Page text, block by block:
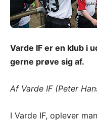
Varde IF er en klub i
gerne prøve sig af.
Af Varde IF (Peter
I Varde IF, oplever